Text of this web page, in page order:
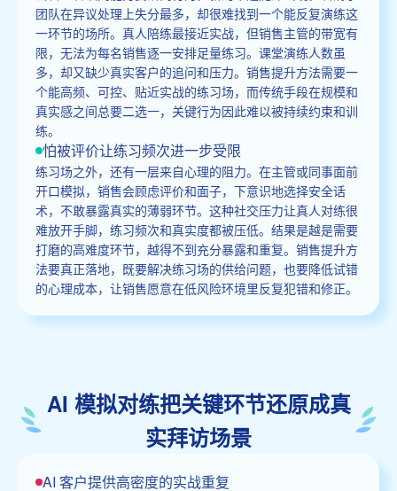
团队在异议处理上失分最多，却很难找到一个能反复演练这
一环节的场所。真人陪练最接近实战，但销售主管的带宽有
限，无法为每名销售逐一安排足量练习。课堂演练人数虽
多，却又缺少真实客户的追问和压力。销售提升方法需要一
个能高频、可控、贴近实战的练习场，而传统手段在规模和
真实感之间总要二选一，关键行为因此难以被持续约束和训
练。
怕被评价让练习频次进一步受限
练习场之外，还有一层来自心理的阻力。在主管或同事面前
开口模拟，销售会顾虑评价和面子，下意识地选择安全话
术，不敢暴露真实的薄弱环节。这种社交压力让真人对练很
难放开手脚，练习频次和真实度都被压低。结果是越是需要
打磨的高难度环节，越得不到充分暴露和重复。销售提升方
法要真正落地，既要解决练习场的供给问题，也要降低试错
的心理成本，让销售愿意在低风险环境里反复犯错和修正。
AI 模拟对练把关键环节还原成真
实拜访场景
AI 客户提供高密度的实战重复